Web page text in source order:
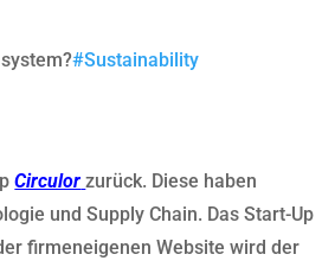
#Sustainability
Circulor zurück. Diese haben
und Supply Chain. Das Start-Up
firmeneigenen Website wird der